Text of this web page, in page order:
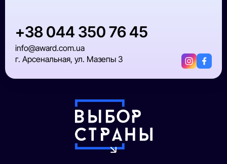
+38 044 350 76 45
info@award.com.ua
г. Арсенальная, ул. Мазепы 3